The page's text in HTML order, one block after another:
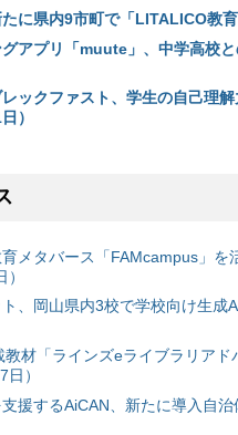
に県内9市町で「LITALICO教
アプリ「muute」、中学高校
ックファスト、学生の自己理
）
メタバース「FAMcampus」
、岡山県内3校で学校向け生
教材「ラインズeライブラリア
）
援するAiCAN、新たに導入自